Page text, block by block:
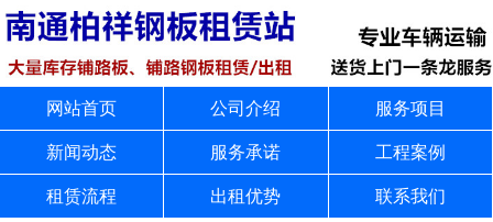
网站首页 公司介绍 服务项目
新闻动态 服务承诺 工程案例
租赁流程 出租优势 联系我们